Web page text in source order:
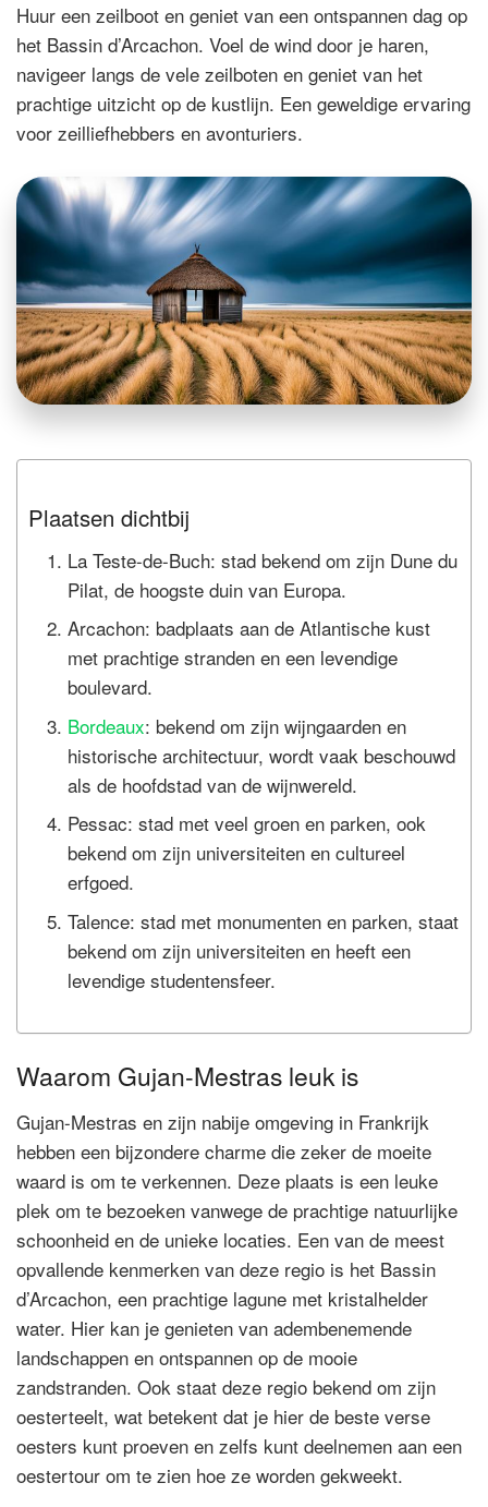
Huur een zeilboot en geniet van een ontspannen dag op
het Bassin d’Arcachon. Voel de wind door je haren,
navigeer langs de vele zeilboten en geniet van het
prachtige uitzicht op de kustlijn. Een geweldige ervaring
voor zeilliefhebbers en avonturiers.
Plaatsen dichtbij
La Teste-de-Buch: stad bekend om zijn Dune du
Pilat, de hoogste duin van Europa.
Arcachon: badplaats aan de Atlantische kust
met prachtige stranden en een levendige
boulevard.
Bordeaux: bekend om zijn wijngaarden en
historische architectuur, wordt vaak beschouwd
als de hoofdstad van de wijnwereld.
Pessac: stad met veel groen en parken, ook
bekend om zijn universiteiten en cultureel
erfgoed.
Talence: stad met monumenten en parken, staat
bekend om zijn universiteiten en heeft een
levendige studentensfeer.
Waarom Gujan-Mestras leuk is
Gujan-Mestras en zijn nabije omgeving in Frankrijk
hebben een bijzondere charme die zeker de moeite
waard is om te verkennen. Deze plaats is een leuke
plek om te bezoeken vanwege de prachtige natuurlijke
schoonheid en de unieke locaties. Een van de meest
opvallende kenmerken van deze regio is het Bassin
d’Arcachon, een prachtige lagune met kristalhelder
water. Hier kan je genieten van adembenemende
landschappen en ontspannen op de mooie
zandstranden. Ook staat deze regio bekend om zijn
oesterteelt, wat betekent dat je hier de beste verse
oesters kunt proeven en zelfs kunt deelnemen aan een
oestertour om te zien hoe ze worden gekweekt.